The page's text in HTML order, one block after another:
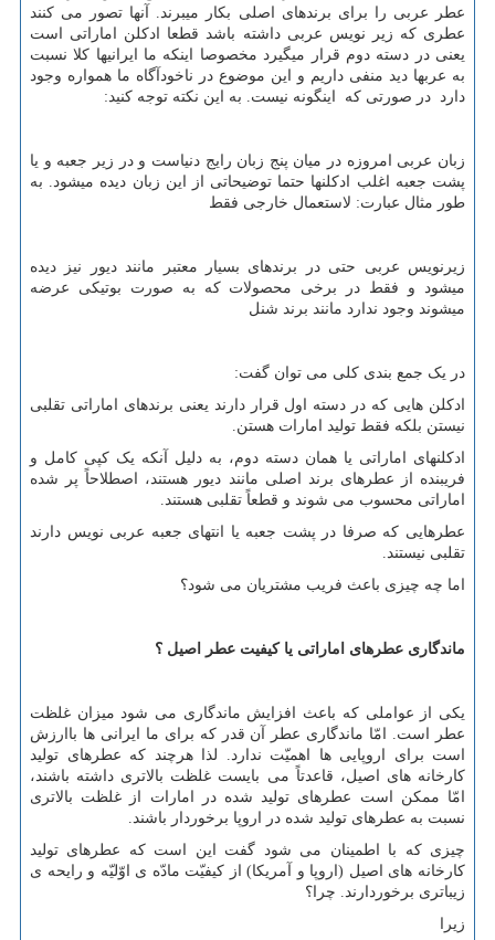
عطر عربی را برای برندهای اصلی بکار میبرند. آنها تصور می کنند
عطری که زیر نویس عربی داشته باشد قطعا ادکلن اماراتی است
یعنی در دسته دوم قرار میگیرد مخصوصا اینکه ما ایرانیها کلا نسبت
به عربها دید منفی داریم و این موضوع در ناخودآگاه ما همواره وجود
دارد در صورتی که اینگونه نیست. به این نکته توجه کنید:
زبان عربی امروزه در میان پنج زبان رایج دنیاست و در زیر جعبه و یا
پشت جعبه اغلب ادکلنها حتما توضیحاتی از این زبان دیده میشود. به
طور مثال عبارت: لاستعمال خارجی فقط
زیرنویس عربی حتی در برندهای بسیار معتبر مانند دیور نیز دیده
میشود و فقط در برخی محصولات که به صورت بوتیکی عرضه
میشوند وجود ندارد مانند برند شنل
در یک جمع بندی کلی می توان گفت:
ادکلن هایی که در دسته اول قرار دارند یعنی برندهای اماراتی تقلبی
نیستن بلکه فقط تولید امارات هستن.
ادکلنهای اماراتی یا همان دسته دوم، به دلیل آنکه یک کپی کامل و
فریبنده از عطرهای برند اصلی مانند دیور هستند، اصطلاحاً پر شده
اماراتی محسوب می شوند و قطعاً تقلبی هستند.
عطرهایی که صرفا در پشت جعبه یا انتهای جعبه عربی نویس دارند
تقلبی نیستند.
اما چه چیزی باعث فریب مشتریان می شود؟
ماندگاری عطرهای اماراتی یا کیفیت عطر اصیل ؟
یکی از عواملی که باعث افزایش ماندگاری می شود میزان غلظت
عطر است. امّا ماندگاری عطر آن قدر که برای ما ایرانی ها باارزش
است برای اروپایی ها اهمیّت ندارد. لذا هرچند که عطرهای تولید
کارخانه های اصیل، قاعدتاً می بایست غلظت بالاتری داشته باشند،
امّا ممکن است عطرهای تولید شده در امارات از غلظت بالاتری
نسبت به عطرهای تولید شده در اروپا برخوردار باشند.
چیزی که با اطمینان می شود گفت این است که عطرهای تولید
کارخانه های اصیل (اروپا و آمریکا) از کیفیّت مادّه ی اوّلیّه و رایحه ی
زیباتری برخوردارند. چرا؟
زیرا